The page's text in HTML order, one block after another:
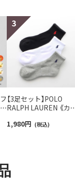
【3足セット】POLO
RALPH LAUREN 《カ
アーチサポート ワンポ
1,980円 (税込)